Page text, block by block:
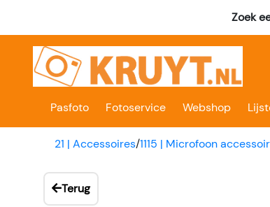
Zoek
Pasfoto Fotoservice Webshop
21 | Accessoires/1115 | Microfoon
Terug